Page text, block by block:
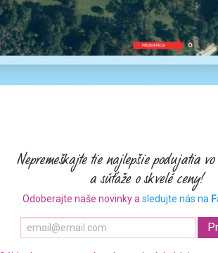
Odoberajte naše novinky a sledujte nás na